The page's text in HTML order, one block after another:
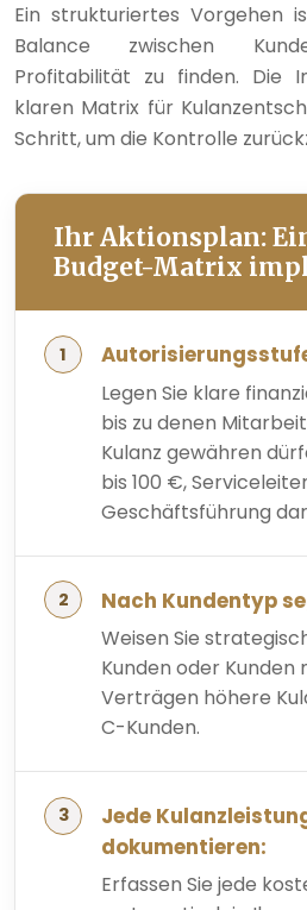
Ein strukturiertes Vorgehen
Balance zwischen
Profitabilität zu finden. Die
klaren Matrix für
Schritt, um die Kontrolle
Ihr Aktionsplan:
Budget-Matrix
Legen Sie klare
bis zu denen
Kulanz gewähren
bis 100 €,
Geschäftsführung
Nach Kundentyp
Weisen Sie
Kunden oder Kunden
Verträgen höhere
C-Kunden.
Jede
dokumentieren:
Erfassen Sie jede